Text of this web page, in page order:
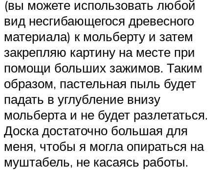
(вы можете использовать любой
вид несгибающегося древесного
материала) к мольберту и затем
закрепляю картину на месте при
помощи больших зажимов. Таким
образом, пастельная пыль будет
падать в углубление внизу
мольберта и не будет разлетаться.
Доска достаточно большая для
меня, чтобы я могла опираться на
муштабель, не касаясь работы.